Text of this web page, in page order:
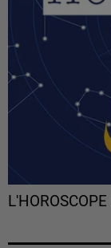
L'HOROSCOPE